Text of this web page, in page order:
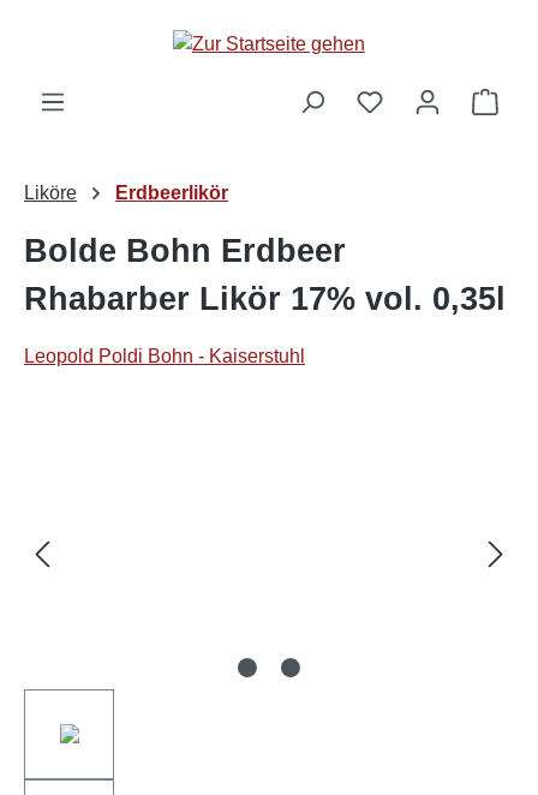
Liköre Erdbeerlikör
Bolde Bohn Erdbeer
Rhabarber Likör 17% vol. 0,35l
Leopold Poldi Bohn - Kaiserstuhl